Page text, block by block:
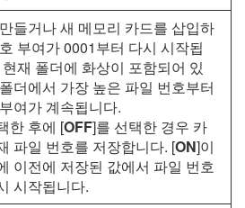
들거나 새 메모리 카드를 삽입하
부여가 0001부터 다시 시작됩
재 폴더에 화상이 포함되어 있
더에서 가장 높은 파일 번호부터
여가 계속됩니다.
한 후에 [OFF]를 선택한 경우 카
파일 번호를 저장합니다. [ON]이
이전에 저장된 값에서 파일 번호
시작됩니다.